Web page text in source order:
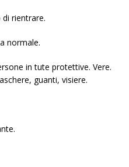
rientrare.
normale.
in tute protettive. Vere.
guanti, visiere.